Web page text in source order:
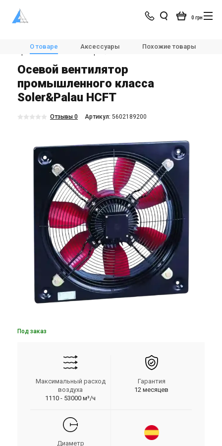
0 грн
Магазин Вентиляция
Вентиляторы
Промышленные вентиляторы
Soler&Palau HCFT
О товаре Аксессуары Похожие товары
Осевой вентилятор
промышленного класса
Soler&Palau HCFT
Отзывы 0 Aртикул: 5602189200
Под заказ
Максимальный расход
воздуха
1110 - 53000 м³/ч
Гарантия
12 месяцев
Диаметр